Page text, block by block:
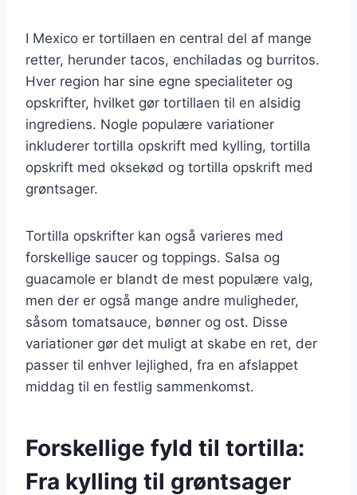
I Mexico er tortillaen en central del af mange
retter, herunder tacos, enchiladas og burritos.
Hver region har sine egne specialiteter og
opskrifter, hvilket gør tortillaen til en alsidig
ingrediens. Nogle populære variationer
inkluderer tortilla opskrift med kylling, tortilla
opskrift med oksekød og tortilla opskrift med
grøntsager.
Tortilla opskrifter kan også varieres med
forskellige saucer og toppings. Salsa og
guacamole er blandt de mest populære valg,
men der er også mange andre muligheder,
såsom tomatsauce, bønner og ost. Disse
variationer gør det muligt at skabe en ret, der
passer til enhver lejlighed, fra en afslappet
middag til en festlig sammenkomst.
Forskellige fyld til tortilla:
Fra kylling til grøntsager